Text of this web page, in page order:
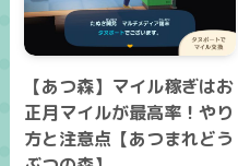
【あつ森】マイル稼ぎはお
正月マイルが最高率！やり
方と注意点【あつまれどう